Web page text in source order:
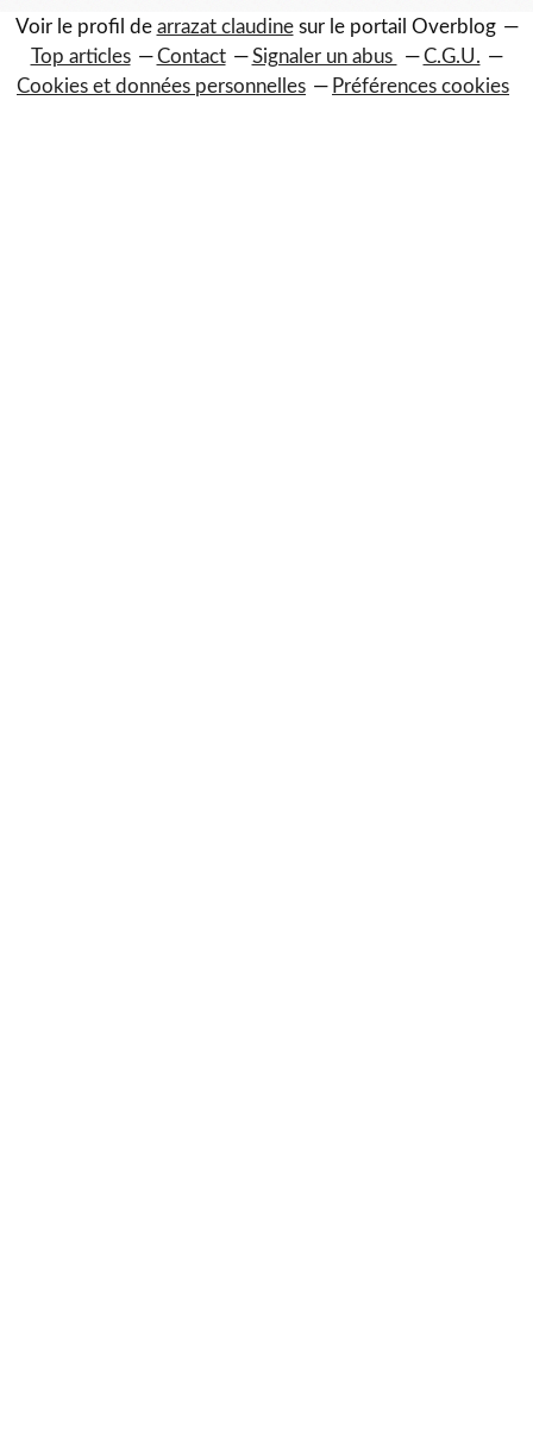
Voir le profil de arrazat claudinesur le portail Overblog
Top articles
Contact Signaler un abus
C.G.U.
Cookies et données personnelles
Préférences cookies